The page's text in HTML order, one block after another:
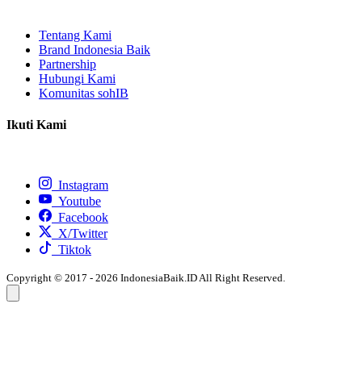
Tentang Kami
Brand Indonesia Baik
Partnership
Hubungi Kami
Komunitas sohIB
Ikuti Kami
Instagram
Youtube
Facebook
X/Twitter
Tiktok
Copyright © 2017 - 2026 IndonesiaBaik.ID All Right Reserved.